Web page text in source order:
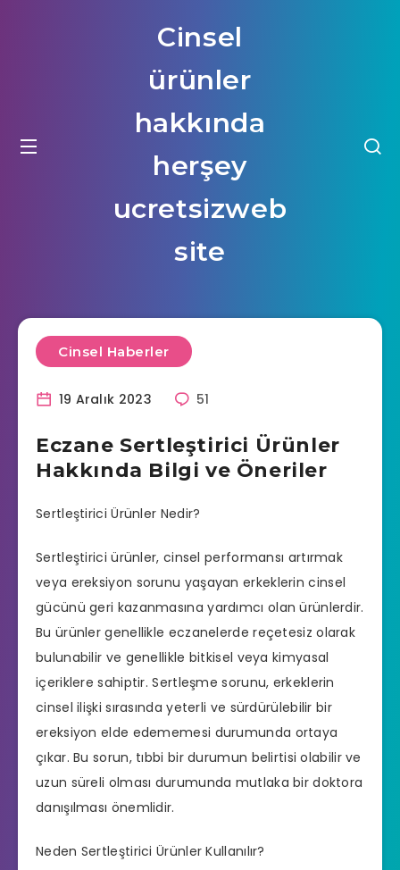
Cinsel
ürünler
hakkında
herşey
ucretsizweb
site
Cinsel Haberler
19 Aralık 2023 51
Eczane Sertleştirici Ürünler
Hakkında Bilgi ve Öneriler
Sertleştirici Ürünler Nedir?
Sertleştirici ürünler, cinsel performansı artırmak
veya ereksiyon sorunu yaşayan erkeklerin cinsel
gücünü geri kazanmasına yardımcı olan ürünlerdir.
Bu ürünler genellikle eczanelerde reçetesiz olarak
bulunabilir ve genellikle bitkisel veya kimyasal
içeriklere sahiptir.Sertleşme sorunu, erkeklerin
cinsel ilişki sırasında yeterli ve sürdürülebilir bir
ereksiyon elde edememesi durumunda ortaya
çıkar. Bu sorun, tıbbi bir durumun belirtisi olabilir ve
uzun süreli olması durumunda mutlaka bir doktora
danışılması önemlidir.
Neden Sertleştirici Ürünler Kullanılır?